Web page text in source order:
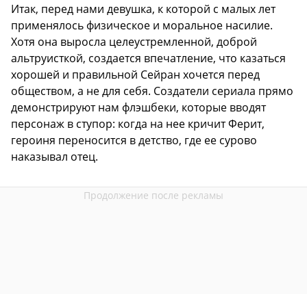
Итак, перед нами девушка, к которой с малых лет
применялось физическое и моральное насилие.
Хотя она выросла целеустремленной, доброй
альтруисткой, создается впечатление, что казаться
хорошей и правильной Сейран хочется перед
обществом, а не для себя. Создатели сериала прямо
демонстрируют нам флэшбеки, которые вводят
персонаж в ступор: когда на нее кричит Ферит,
героиня переносится в детство, где ее сурово
наказывал отец.